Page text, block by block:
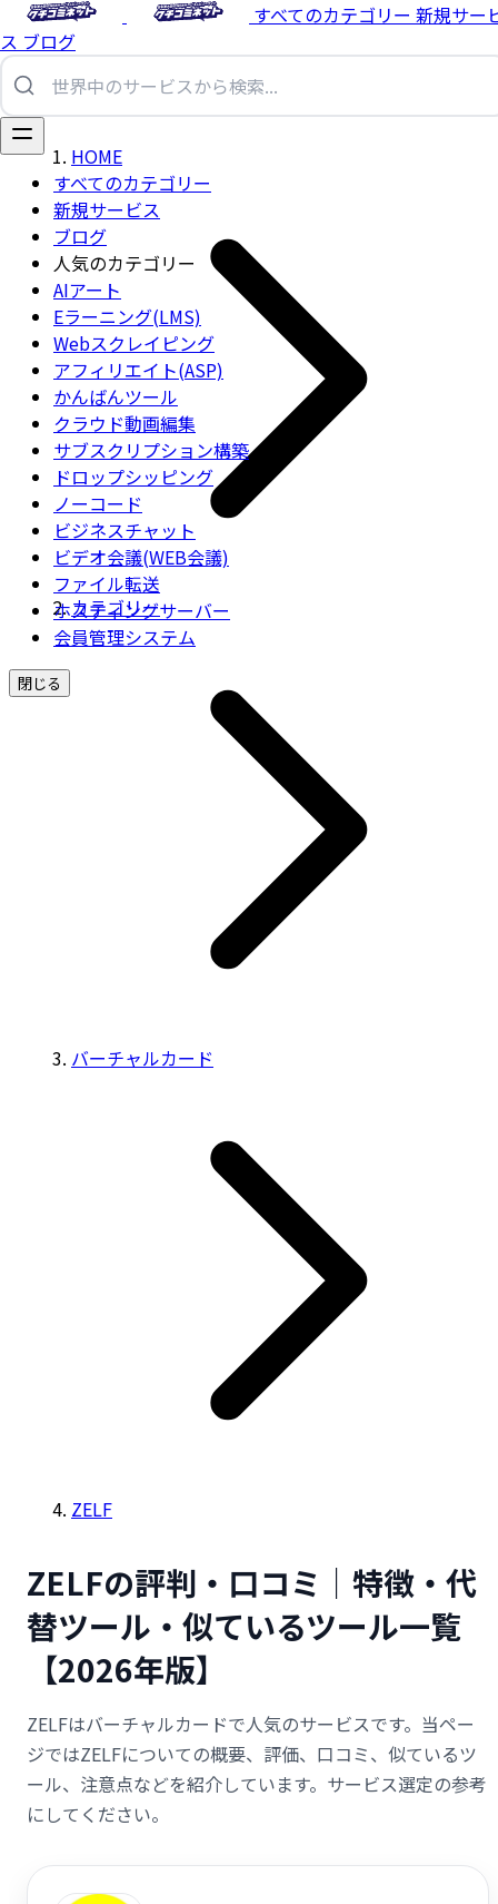
すべてのカテゴリー 新規サー
ス ブログ
すべてのカテゴリー
新規サービス
ブログ
人気のカテゴリー
AIアート
Eラーニング(LMS)
Webスクレイピング
アフィリエイト(ASP)
かんばんツール
クラウド動画編集
サブスクリプション構築
ドロップシッピング
ノーコード
ビジネスチャット
ビデオ会議(WEB会議)
ファイル転送
ホスティングサーバー
会員管理システム
閉じる
HOME
カテゴリー
バーチャルカード
ZELF
ZELFの評判・口コミ｜特徴・代
替ツール・似ているツール一覧
【2026年版】
ZELFはバーチャルカードで人気のサービスです。当ペー
ジではZELFについての概要、評価、口コミ、似ているツ
ール、注意点などを紹介しています。サービス選定の参考
にしてください。